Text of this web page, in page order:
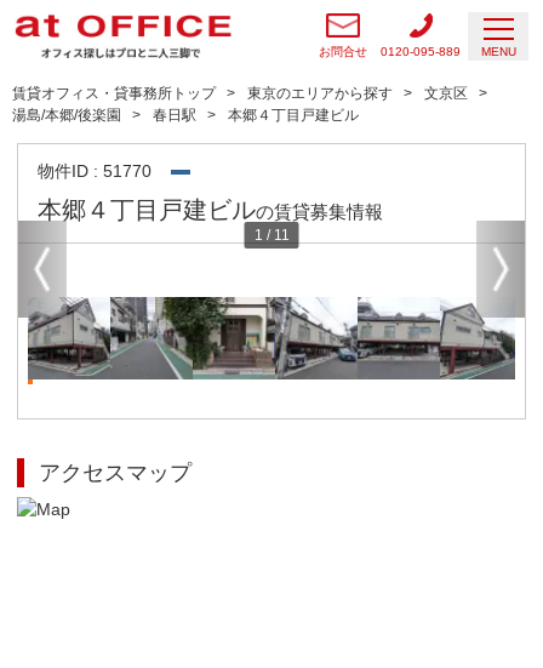
お問合せ 0120-095-889 MENU
賃貸オフィス・貸事務所トップ 東京のエリアから探す
文京区
湯島/本郷/後楽園
春日駅 本郷４丁目戸建ビル
物件ID : 51770
本郷４丁目戸建ビルの賃貸募集情報
1 / 11
アクセスマップ